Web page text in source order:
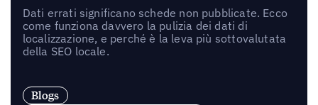
Dati errati significano schede non pubblicate. Ecco
come funziona davvero la pulizia dei dati di
localizzazione, e perché è la leva più sottovalutata
della SEO locale.
Blogs